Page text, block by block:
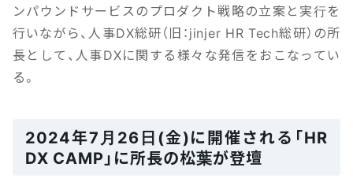
ンパウンドサービスのプロダクト戦略の立案と実行を
行いながら、人事DX総研（旧：jinjer HR Tech総研）の所
長として、人事DXに関する様々な発信をおこなってい
る。
2024年7月26日(金)に開催される「HR
DX CAMP」に所長の松葉が登壇